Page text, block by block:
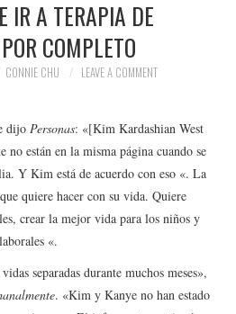
IR A TERAPIA DE
COMPLETO
CONNIE CHU LEAVE A COMMENT
dijo Personas: «[Kim Kardashian West
no están en la misma página cuando se
Y Kim está de acuerdo con eso «. La
quiere hacer con su vida. Quiere
crear la mejor vida para los niños y
«.
separadas durante muchos meses»,
. «Kim y Kanye no han estado